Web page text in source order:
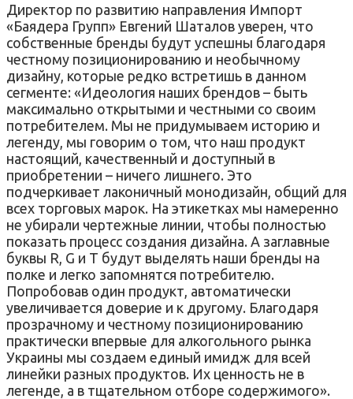
Директор по развитию направления Импорт
«Баядера Групп» Евгений Шаталов уверен, что
собственные бренды будут успешны благодаря
честному позиционированию и необычному
дизайну, которые редко встретишь в данном
сегменте: «Идеология наших брендов – быть
максимально открытыми и честными со своим
потребителем. Мы не придумываем историю и
легенду, мы говорим о том, что наш продукт
настоящий, качественный и доступный в
приобретении – ничего лишнего. Это
подчеркивает лаконичный монодизайн, общий для
всех торговых марок. На этикетках мы намеренно
не убирали чертежные линии, чтобы полностью
показать процесс создания дизайна. А заглавные
буквы R, G и T будут выделять наши бренды на
полке и легко запомнятся потребителю.
Попробовав один продукт, автоматически
увеличивается доверие и к другому. Благодаря
прозрачному и честному позиционированию
практически впервые для алкогольного рынка
Украины мы создаем единый имидж для всей
линейки разных продуктов. Их ценность не в
легенде, а в тщательном отборе содержимого».